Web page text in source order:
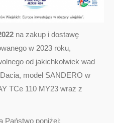
na zakup i dostawę
w 2023 roku,
od jakichkolwiek wad
model SANDERO w
TCe 110 MY23 wraz z
Państwo poniżej: